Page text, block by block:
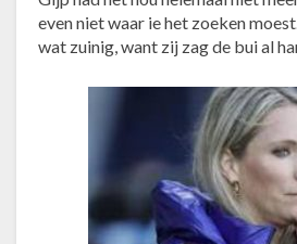
even niet waar ie het zoeken
wat zuinig, want zij zag de bui al